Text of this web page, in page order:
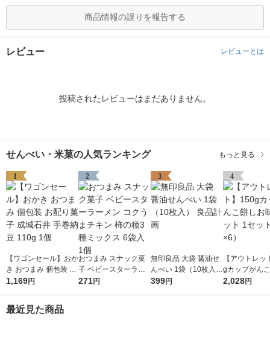
商品情報の誤りを報告する
レビュー レビューとは
投稿されたレビューはまだありません。
せんべい・米菓の人気ランキング もっと見る
1
【ワゴンセール】おか
き おつまみ 個包装 お
配り菓子 成城石井 手
1,169円
2
おつまみ スナック菓
子 ベビースターラー
メン コクうまチキン
271円
3
無印良品 大袋 醤油せ
んべい 1袋（10枚入）
良品計画
399円
4
【アウトレ
gカップがん
味 1セット 1
2,028円
最近見た商品